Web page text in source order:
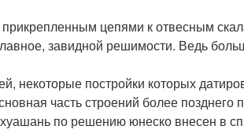
цепями к отвесным
завидной решимости. Ведь
некоторые постройки которых
часть строений более позднего
по решению юнеско внесен в